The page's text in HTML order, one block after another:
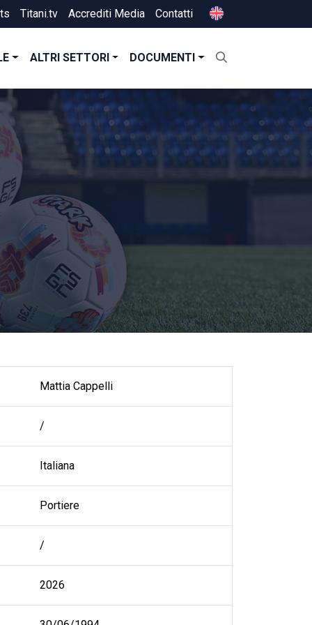
Titani.tv Accrediti Media Contatti
ALTRI SETTORI DOCUMENTI
Mattia Cappelli
/
Italiana
Portiere
/
2026